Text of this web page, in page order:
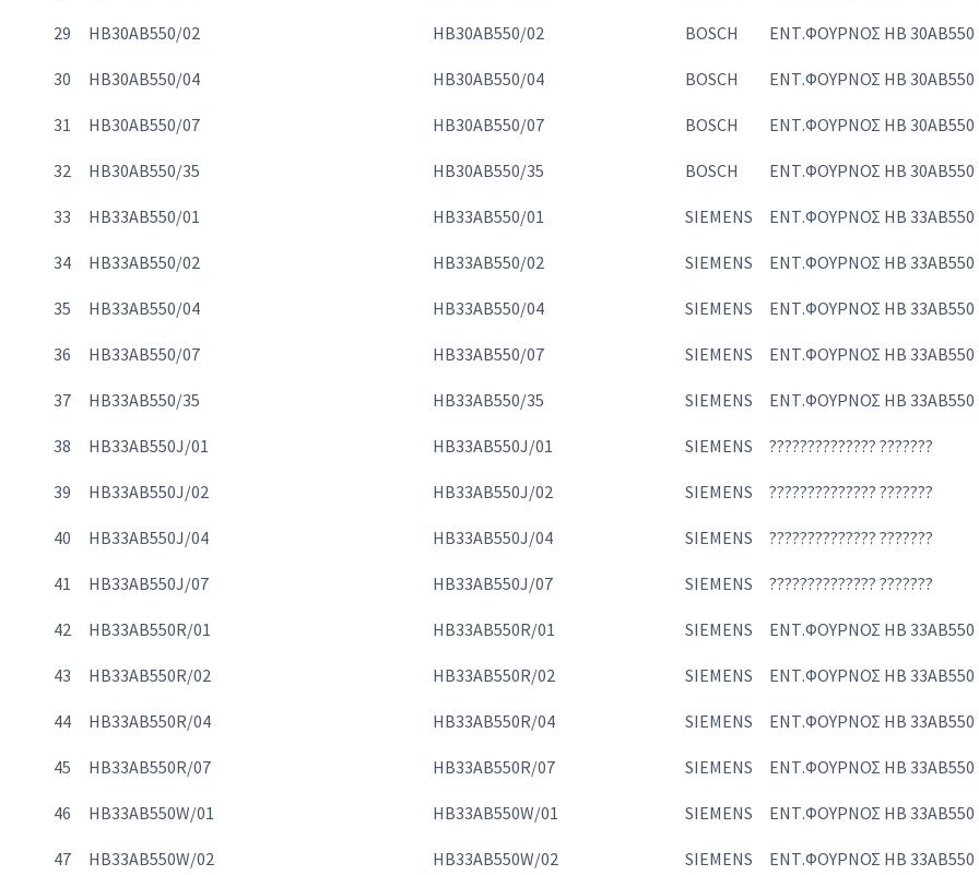
29 HB30AB550/02 HB30AB550/02 BOSCH ΕΝΤ.ΦΟΥΡΝΟΣ HB 30AB550
30 HB30AB550/04 HB30AB550/04 BOSCH ΕΝΤ.ΦΟΥΡΝΟΣ HB 30AB550
31 HB30AB550/07 HB30AB550/07 BOSCH ΕΝΤ.ΦΟΥΡΝΟΣ HB 30AB550
32 HB30AB550/35 HB30AB550/35 BOSCH ΕΝΤ.ΦΟΥΡΝΟΣ HB 30AB550
33 HB33AB550/01 HB33AB550/01 SIEMENS ΕΝΤ.ΦΟΥΡΝΟΣ HB 33AB550
34 HB33AB550/02 HB33AB550/02 SIEMENS ΕΝΤ.ΦΟΥΡΝΟΣ HB 33AB550
35 HB33AB550/04 HB33AB550/04 SIEMENS ΕΝΤ.ΦΟΥΡΝΟΣ HB 33AB550
36 HB33AB550/07 HB33AB550/07 SIEMENS ΕΝΤ.ΦΟΥΡΝΟΣ HB 33AB550
37 HB33AB550/35 HB33AB550/35 SIEMENS ΕΝΤ.ΦΟΥΡΝΟΣ HB 33AB550
38 HB33AB550J/01 HB33AB550J/01 SIEMENS ?????????????? ???????
39 HB33AB550J/02 HB33AB550J/02 SIEMENS ?????????????? ???????
40 HB33AB550J/04 HB33AB550J/04 SIEMENS ?????????????? ???????
41 HB33AB550J/07 HB33AB550J/07 SIEMENS ?????????????? ???????
42 HB33AB550R/01 HB33AB550R/01 SIEMENS ΕΝΤ.ΦΟΥΡΝΟΣ HB 33AB550
43 HB33AB550R/02 HB33AB550R/02 SIEMENS ΕΝΤ.ΦΟΥΡΝΟΣ HB 33AB550
44 HB33AB550R/04 HB33AB550R/04 SIEMENS ΕΝΤ.ΦΟΥΡΝΟΣ HB 33AB550
45 HB33AB550R/07 HB33AB550R/07 SIEMENS ΕΝΤ.ΦΟΥΡΝΟΣ HB 33AB550
46 HB33AB550W/01 HB33AB550W/01 SIEMENS ΕΝΤ.ΦΟΥΡΝΟΣ HB 33AB550
47 HB33AB550W/02 HB33AB550W/02 SIEMENS ΕΝΤ.ΦΟΥΡΝΟΣ HB 33AB550